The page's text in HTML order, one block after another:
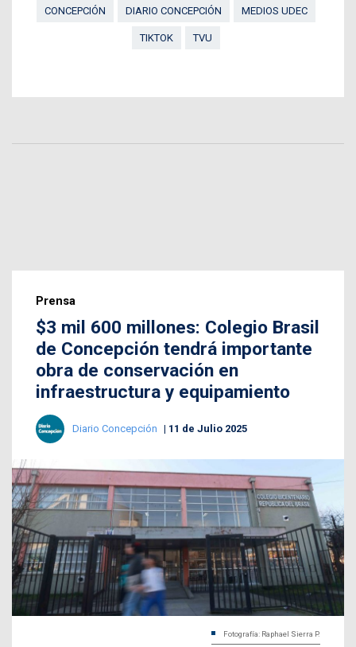
CONCEPCIÓN DIARIO CONCEPCIÓN MEDIOS UDEC
TIKTOK TVU
Prensa
$3 mil 600 millones: Colegio Brasil
de Concepción tendrá importante
obra de conservación en
infraestructura y equipamiento
Diario Concepción 11 de Julio 2025
Fotografía: Raphael Sierra P.